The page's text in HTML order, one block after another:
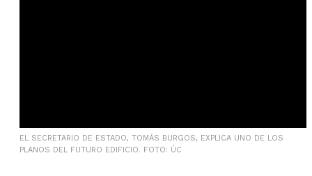
EL SECRETARIO DE ESTADO, TOMÁS BURGOS, EXPLICA UNO DE LOS
PLANOS DEL FUTURO EDIFICIO. FOTO: ÚC